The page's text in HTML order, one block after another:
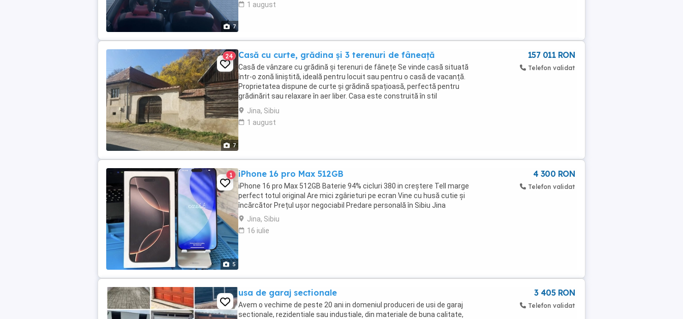
7
1 august
7
24 Casă cu curte, grădina și 3 terenuri de fâneață
Casă de vânzare cu grădină și terenuri de fânețe Se vinde casă situată
într-o zonă liniștită, ideală pentru locuit sau pentru o casă de vacanță.
Proprietatea dispune de curte și grădină spațioasă, perfectă pentru
grădinărit sau relaxare în aer liber. Casa este construită în stil
tradițional și include ...
Jina, Sibiu
1 august
157 011 RON
Telefon validat
5
1 iPhone 16 pro Max 512GB
iPhone 16 pro Max 512GB Baterie 94% cicluri 380 in creștere Tell marge
perfect totul original Are mici zgârieturi pe ecran Vine cu husă cutie și
încărcător Prețul ușor negociabil Predare personală în Sibiu Jina
Jina, Sibiu
16 iulie
4 300 RON
Telefon validat
usa de garaj sectionale
Avem o vechime de peste 20 ani in domeniul produceri de usi de garaj
sectionale, rezidentiale sau industiale, din materiale de buna calitate,
3 405 RON
Telefon validat